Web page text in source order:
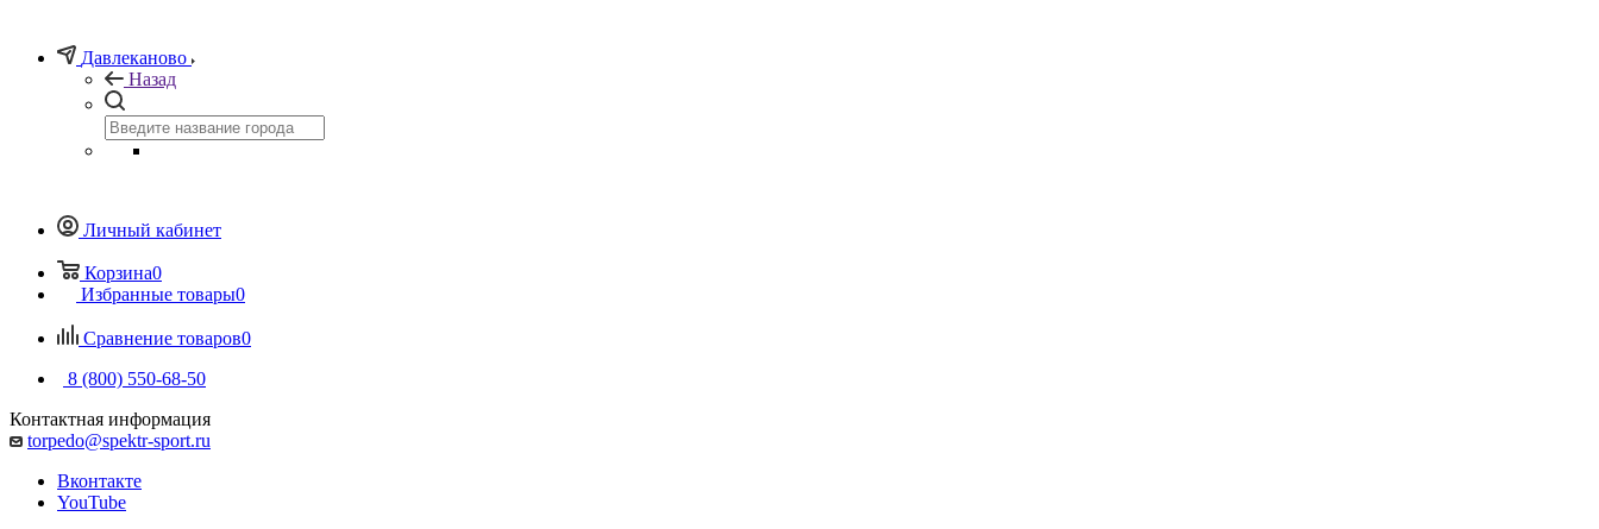
Давлеканово
Назад
Личный кабинет
Корзина0
Избранные товары0
Сравнение товаров0
8 (800) 550-68-50
Контактная информация
torpedo@spektr-sport.ru
Вконтакте
YouTube